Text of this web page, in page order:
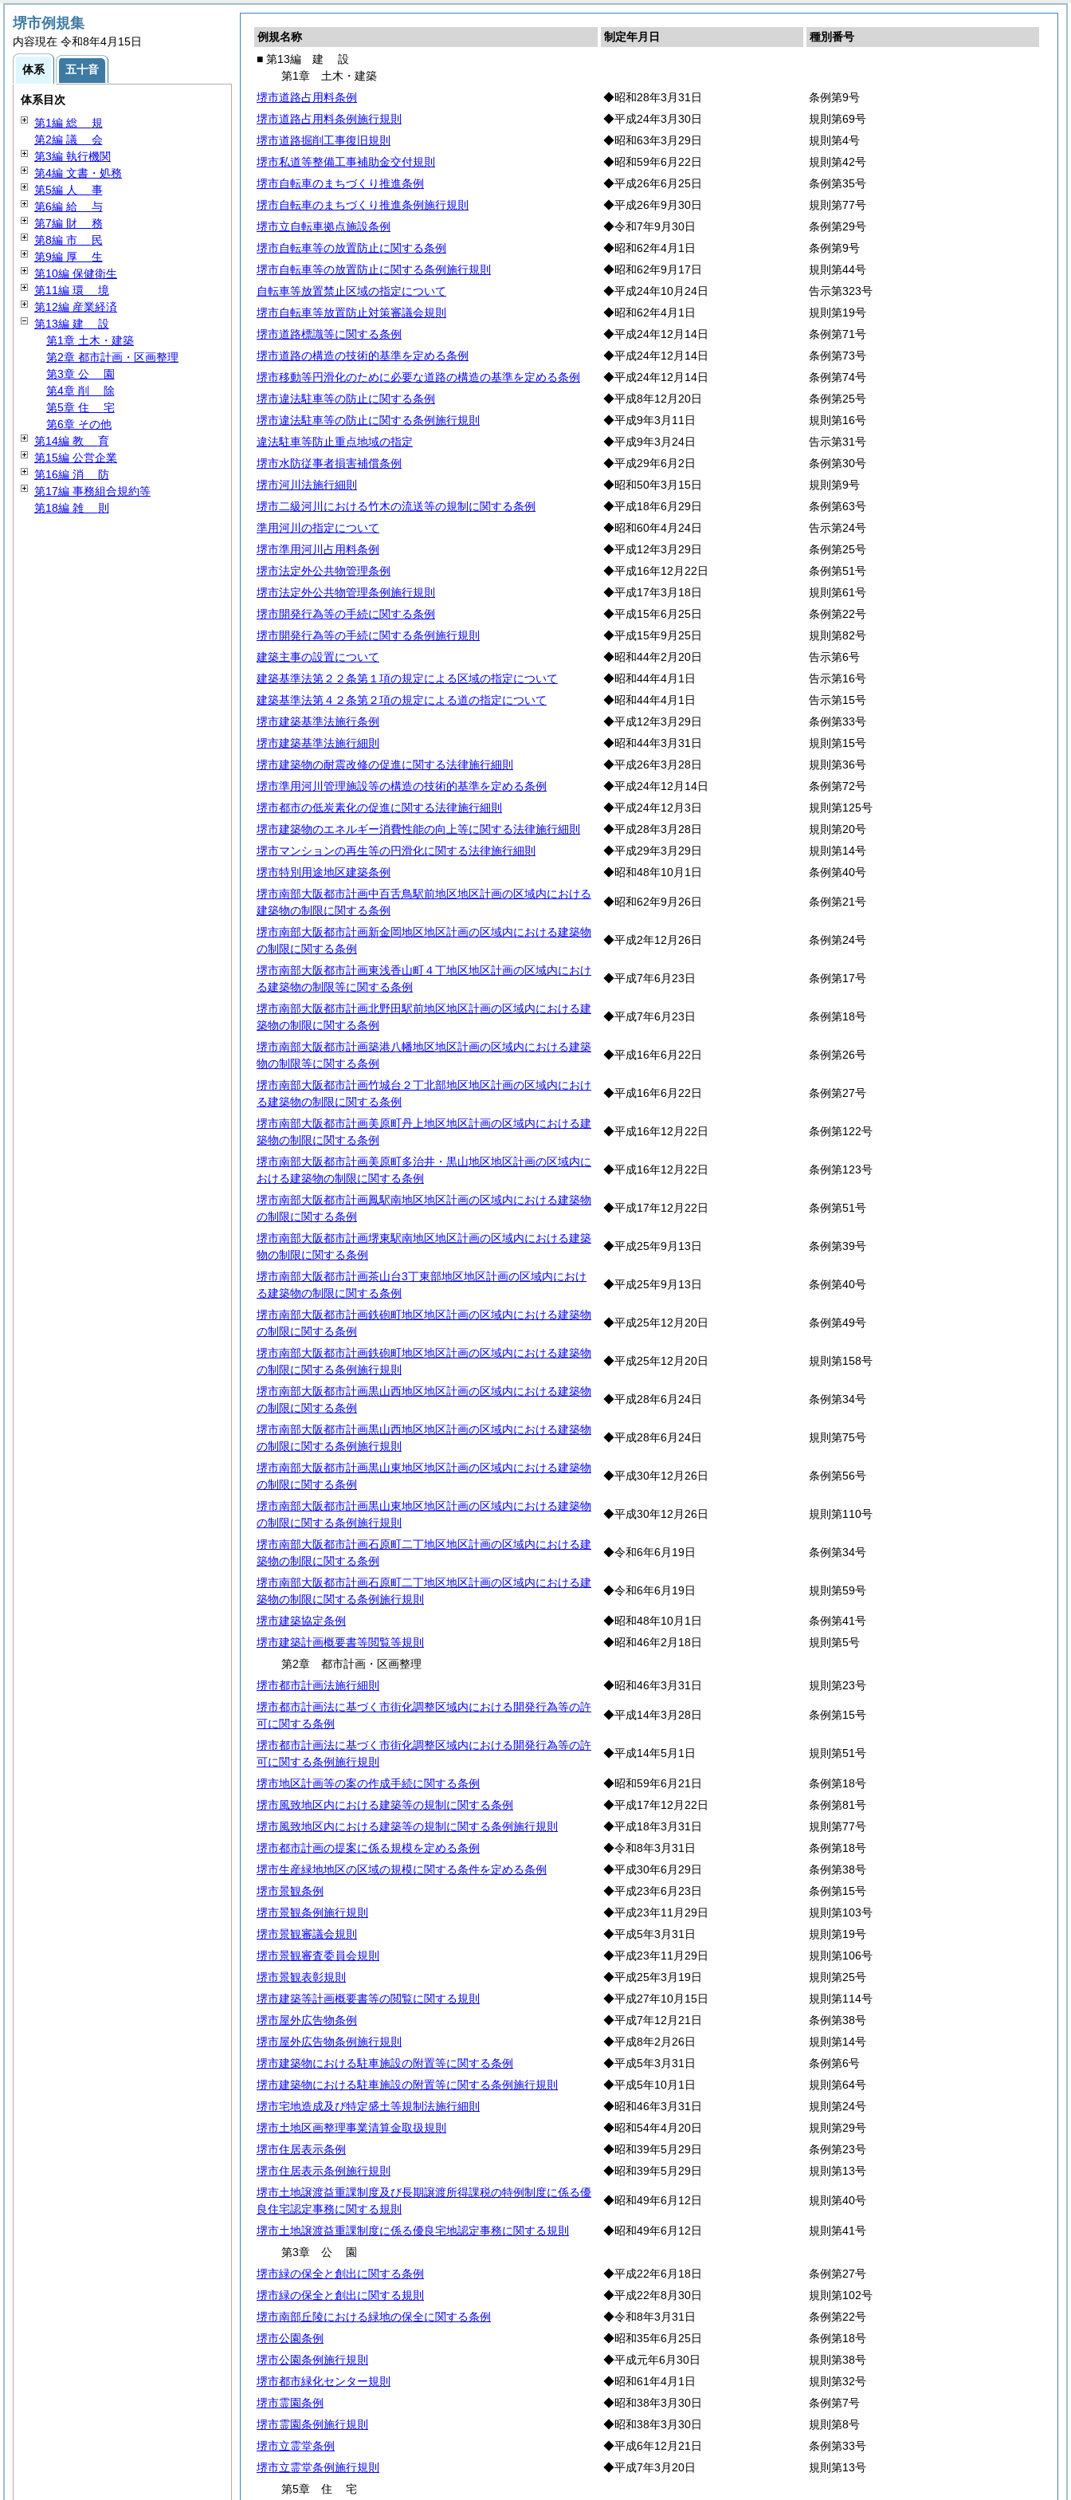
例規名称 制定年月日
種別番号
■ 第13編 建 設
第1章 土木・建築
堺市道路占用料条例
◆昭和28年3月31日
条例第9号
堺市道路占用料条例施行規則
◆平成24年3月30日
規則第69号
堺市道路掘削工事復旧規則
◆昭和63年3月29日
規則第4号
堺市私道等整備工事補助金交付規則
◆昭和59年6月22日
規則第42号
堺市自転車のまちづくり推進条例
◆平成26年6月25日
条例第35号
堺市自転車のまちづくり推進条例施行規則
◆平成26年9月30日
規則第77号
堺市立自転車拠点施設条例
◆令和7年9月30日
条例第29号
堺市自転車等の放置防止に関する条例
◆昭和62年4月1日
条例第9号
堺市自転車等の放置防止に関する条例施行規則
◆昭和62年9月17日
規則第44号
自転車等放置禁止区域の指定について
◆平成24年10月24日
告示第323号
堺市自転車等放置防止対策審議会規則
◆昭和62年4月1日
規則第19号
堺市道路標識等に関する条例
◆平成24年12月14日
条例第71号
堺市道路の構造の技術的基準を定める条例
◆平成24年12月14日
条例第73号
堺市移動等円滑化のために必要な道路の構造の基準を定める条例
◆平成24年12月14日
条例第74号
堺市違法駐車等の防止に関する条例
◆平成8年12月20日
条例第25号
堺市違法駐車等の防止に関する条例施行規則
◆平成9年3月11日
規則第16号
違法駐車等防止重点地域の指定
◆平成9年3月24日
告示第31号
堺市水防従事者損害補償条例
◆平成29年6月2日
条例第30号
堺市河川法施行細則
◆昭和50年3月15日
規則第9号
堺市二級河川における竹木の流送等の規制に関する条例
◆平成18年6月29日
条例第63号
準用河川の指定について
◆昭和60年4月24日
告示第24号
堺市準用河川占用料条例
◆平成12年3月29日
条例第25号
堺市法定外公共物管理条例
◆平成16年12月22日
条例第51号
堺市法定外公共物管理条例施行規則
◆平成17年3月18日
規則第61号
堺市開発行為等の手続に関する条例
◆平成15年6月25日
条例第22号
堺市開発行為等の手続に関する条例施行規則
◆平成15年9月25日
規則第82号
建築主事の設置について
◆昭和44年2月20日
告示第6号
建築基準法第２２条第１項の規定による区域の指定について
◆昭和44年4月1日
告示第16号
建築基準法第４２条第２項の規定による道の指定について
◆昭和44年4月1日
告示第15号
堺市建築基準法施行条例
◆平成12年3月29日
条例第33号
堺市建築基準法施行細則
◆昭和44年3月31日
規則第15号
堺市建築物の耐震改修の促進に関する法律施行細則
◆平成26年3月28日
規則第36号
堺市準用河川管理施設等の構造の技術的基準を定める条例
◆平成24年12月14日
条例第72号
堺市都市の低炭素化の促進に関する法律施行細則
◆平成24年12月3日
規則第125号
堺市建築物のエネルギー消費性能の向上等に関する法律施行細則
◆平成28年3月28日
規則第20号
堺市マンションの再生等の円滑化に関する法律施行細則
◆平成29年3月29日
規則第14号
堺市特別用途地区建築条例
◆昭和48年10月1日
条例第40号
堺市南部大阪都市計画中百舌鳥駅前地区地区計画の区域内における
建築物の制限に関する条例
◆昭和62年9月26日 条例第21号
堺市南部大阪都市計画新金岡地区地区計画の区域内における建築物
の制限に関する条例
◆平成2年12月26日 条例第24号
堺市南部大阪都市計画東浅香山町４丁地区地区計画の区域内におけ
る建築物の制限等に関する条例
◆平成7年6月23日 条例第17号
堺市南部大阪都市計画北野田駅前地区地区計画の区域内における建
築物の制限に関する条例
◆平成7年6月23日 条例第18号
堺市南部大阪都市計画築港八幡地区地区計画の区域内における建築
物の制限等に関する条例
◆平成16年6月22日 条例第26号
堺市南部大阪都市計画竹城台２丁北部地区地区計画の区域内におけ
る建築物の制限に関する条例
◆平成16年6月22日 条例第27号
堺市南部大阪都市計画美原町丹上地区地区計画の区域内における建
築物の制限に関する条例
◆平成16年12月22日 条例第122号
堺市南部大阪都市計画美原町多治井・黒山地区地区計画の区域内に
おける建築物の制限に関する条例
◆平成16年12月22日 条例第123号
堺市南部大阪都市計画鳳駅南地区地区計画の区域内における建築物
の制限に関する条例
◆平成17年12月22日 条例第51号
堺市南部大阪都市計画堺東駅南地区地区計画の区域内における建築
物の制限に関する条例
◆平成25年9月13日 条例第39号
堺市南部大阪都市計画茶山台3丁東部地区地区計画の区域内におけ
る建築物の制限に関する条例
◆平成25年9月13日 条例第40号
堺市南部大阪都市計画鉄砲町地区地区計画の区域内における建築物
の制限に関する条例
◆平成25年12月20日 条例第49号
堺市南部大阪都市計画鉄砲町地区地区計画の区域内における建築物
の制限に関する条例施行規則
◆平成25年12月20日 規則第158号
堺市南部大阪都市計画黒山西地区地区計画の区域内における建築物
の制限に関する条例
◆平成28年6月24日 条例第34号
堺市南部大阪都市計画黒山西地区地区計画の区域内における建築物
の制限に関する条例施行規則
◆平成28年6月24日 規則第75号
堺市南部大阪都市計画黒山東地区地区計画の区域内における建築物
の制限に関する条例
◆平成30年12月26日 条例第56号
堺市南部大阪都市計画黒山東地区地区計画の区域内における建築物
の制限に関する条例施行規則
◆平成30年12月26日 規則第110号
堺市南部大阪都市計画石原町二丁地区地区計画の区域内における建
築物の制限に関する条例
◆令和6年6月19日 条例第34号
堺市南部大阪都市計画石原町二丁地区地区計画の区域内における建
築物の制限に関する条例施行規則
◆令和6年6月19日 規則第59号
堺市建築協定条例 ◆昭和48年10月1日
条例第41号
堺市建築計画概要書等閲覧等規則
◆昭和46年2月18日
規則第5号
第2章 都市計画・区画整理
堺市都市計画法施行細則
◆昭和46年3月31日
規則第23号
堺市都市計画法に基づく市街化調整区域内における開発行為等の許
可に関する条例
◆平成14年3月28日 条例第15号
堺市都市計画法に基づく市街化調整区域内における開発行為等の許
可に関する条例施行規則
◆平成14年5月1日 規則第51号
堺市地区計画等の案の作成手続に関する条例 ◆昭和59年6月21日
条例第18号
堺市風致地区内における建築等の規制に関する条例
◆平成17年12月22日
条例第81号
堺市風致地区内における建築等の規制に関する条例施行規則
◆平成18年3月31日
規則第77号
堺市都市計画の提案に係る規模を定める条例
◆令和8年3月31日
条例第18号
堺市生産緑地地区の区域の規模に関する条件を定める条例
◆平成30年6月29日
条例第38号
堺市景観条例
◆平成23年6月23日
条例第15号
堺市景観条例施行規則
◆平成23年11月29日
規則第103号
堺市景観審議会規則
◆平成5年3月31日
規則第19号
堺市景観審査委員会規則
◆平成23年11月29日
規則第106号
堺市景観表彰規則
◆平成25年3月19日
規則第25号
堺市建築等計画概要書等の閲覧に関する規則
◆平成27年10月15日
規則第114号
堺市屋外広告物条例
◆平成7年12月21日
条例第38号
堺市屋外広告物条例施行規則
◆平成8年2月26日
規則第14号
堺市建築物における駐車施設の附置等に関する条例
◆平成5年3月31日
条例第6号
堺市建築物における駐車施設の附置等に関する条例施行規則
◆平成5年10月1日
規則第64号
堺市宅地造成及び特定盛土等規制法施行細則
◆昭和46年3月31日
規則第24号
堺市土地区画整理事業清算金取扱規則
◆昭和54年4月20日
規則第29号
堺市住居表示条例
◆昭和39年5月29日
条例第23号
堺市住居表示条例施行規則
◆昭和39年5月29日
規則第13号
堺市土地譲渡益重課制度及び長期譲渡所得課税の特例制度に係る優
良住宅認定事務に関する規則
◆昭和49年6月12日 規則第40号
堺市土地譲渡益重課制度に係る優良宅地認定事務に関する規則 ◆昭和49年6月12日
規則第41号
第3章 公 園
堺市緑の保全と創出に関する条例
◆平成22年6月18日
条例第27号
堺市緑の保全と創出に関する規則
◆平成22年8月30日
規則第102号
堺市南部丘陵における緑地の保全に関する条例
◆令和8年3月31日
条例第22号
堺市公園条例
◆昭和35年6月25日
条例第18号
堺市公園条例施行規則
◆平成元年6月30日
規則第38号
堺市都市緑化センター規則
◆昭和61年4月1日
規則第32号
堺市霊園条例
◆昭和38年3月30日
条例第7号
堺市霊園条例施行規則
◆昭和38年3月30日
規則第8号
堺市立霊堂条例
◆平成6年12月21日
条例第33号
堺市立霊堂条例施行規則
◆平成7年3月20日
規則第13号
第5章 住宅
堺市例規集
内容現在 令和8年4月15日
体系 五十音
体系目次
第1編 総 規
第2編 議 会
第3編 執行機関
第4編 文書・処務
第5編 人 事
第6編 給 与
第7編 財 務
第8編 市
民
第9編 厚 生
第10編 保健衛生
第11編 環 境
第12編 産業経済
第13編 建 設
第1章 土木・建築
第2章 都市計画・区画整理
第3章 公 園
第4章 削 除
第5章 住 宅
第6章 その他
第14編 教 育
第15編 公営企業
第16編 消 防
第17編 事務組合規約等
第18編 雑 則